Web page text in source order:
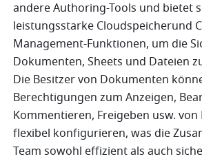
andere Authoring-Tools und bietet
leistungsstarke Cloudspeicherund
Management-Funktionen, um die
Dokumenten, Sheets und Dateien
Die Besitzer von Dokumenten
Berechtigungen zum Anzeigen,
Kommentieren, Freigeben usw.
flexibel konfigurieren, was die
Team sowohl effizient als auch